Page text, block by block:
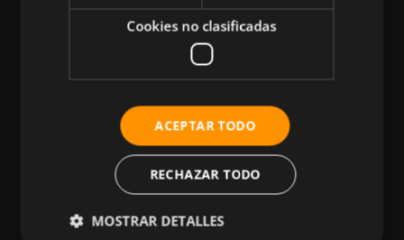
CATEGORÍAS
Atletismo
Musculación
Cookies no clasificadas
ACEPTAR TODO
RECHAZAR TODO
MOSTRAR DETALLES